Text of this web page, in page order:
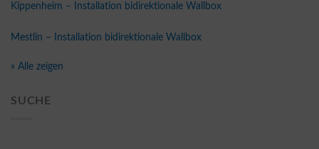
Kippenheim – Installation bidirektionale Wallbox
Mestlin – Installation bidirektionale Wallbox
» Alle zeigen
SUCHE